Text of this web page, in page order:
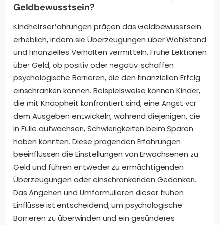
Geldbewusstsein?
Kindheitserfahrungen prägen das Geldbewusstsein
erheblich, indem sie Überzeugungen über Wohlstand
und finanzielles Verhalten vermitteln. Frühe Lektionen
über Geld, ob positiv oder negativ, schaffen
psychologische Barrieren, die den finanziellen Erfolg
einschränken können. Beispielsweise können Kinder,
die mit Knappheit konfrontiert sind, eine Angst vor
dem Ausgeben entwickeln, während diejenigen, die
in Fülle aufwachsen, Schwierigkeiten beim Sparen
haben könnten. Diese prägenden Erfahrungen
beeinflussen die Einstellungen von Erwachsenen zu
Geld und führen entweder zu ermächtigenden
Überzeugungen oder einschränkenden Gedanken.
Das Angehen und Umformulieren dieser frühen
Einflüsse ist entscheidend, um psychologische
Barrieren zu überwinden und ein gesünderes